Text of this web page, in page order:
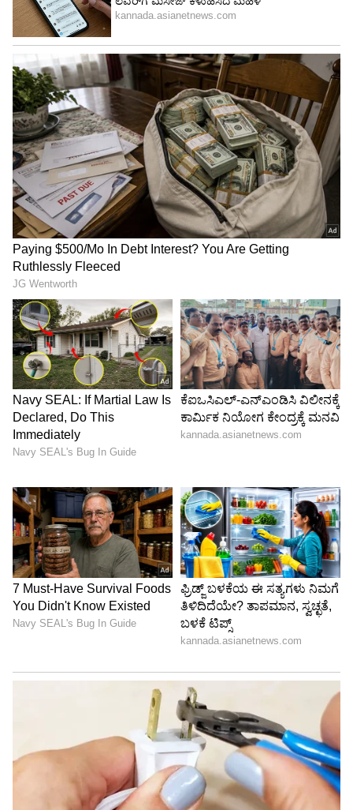
4
6
Image Credit :Asianet News
ಮೊದಲ ಪಟ್ಟಿಯಲ್ಲಿ ಹೆಸರು ಇಲ್ಲದನ್ನ ಗಮನಿಸಿದ್ದ ಮಾಜಿ
ಸಚಿವ ಎಚ್.ಕೆ. ಪಾಟೀಲರು, ಸಿದ್ಧಾಂತ ನಿಷ್ಠರಿಗೆ ಯಾವಾಗಲೂ
ಹಾದಿ ಕಠಿಣವೇ, ಹೈಕಮಾಂಡ್ ನಿರ್ಧಾರ ಕ್ಕೆ ಒಪ್ಪೋಣ ಅಂತಾ
ಕಾರ್ಯಕರ್ತರಿಗೆ ಟ್ವಿಟರ್ ಪೋಸ್ಟ್ ಮೂಲಕ ಸಂದೇಶ
ನೀಡಿದ್ದರು. ಆದರೆ, ಕೆಲವೇ ನಿಮಿಷದಲ್ಲಿ ಆ ಸಂದೇಶವನ್ನೂ
ಡಿಲೀಟ್ ಮಾಡಲಾಗಿತ್ತು.
5
6
Image Credit : Asianet News
ಇತ್ತ ಅಲ್ಪ ಸಂಖ್ಯಾತರ ಘಟಕದ ಕಾರ್ಯದರ್ಶಿ ಸೈಯದ್
ಖಾಲಿದ್ ಕೊಪ್ಪಳ ರಾಜೀನಾಮೆ ಎಚ್ಚರಿಗೆ ನೀಡಿದ್ದಾರೆ. ಮಾಜಿ
ಸಚಿವ ಎಚ್.ಕೆ. ಪಾಟೀಲರು ಯಾವುದೇ ಪ್ರತಿಭಟನೆ ಹೇಳಿಕೆ
ಉತ್ತರ ಕರ್ನಾಟಕ ಧೀಮಂತ ನಾಯಕ, ಭ್ರಷ್ಟಾಚಾರ ರಹಿತ
ಆಡಳಿತ ನೀಡಿದ್ದ ನಾಯಕನ ಕಡೆಗಣನೆಯಾಗಿದೆ. ಮೊದಲ
ಪಟ್ಟಿಯಲ್ಲಿ ನಿರ್ಲಕ್ಷಿಸಲಾಗಿದೆ.. ಆದರೆ ಎರಡನೇ ಪಟ್ಟಿಯಲ್ಲಿ
ಪರಿಗಣಿಸದಿದ್ದರೆ ಪದಾಧಿಕಾರಿಗಳ ಸಾಮೂಹಿಕ ರಾಜೀನಾಮೆಗೆ
ಸಿದ್ಧ ಅಂತಾ ಎಚ್ಚರಿಕೆ ನೀಡಿದ್ದಾರೆ.